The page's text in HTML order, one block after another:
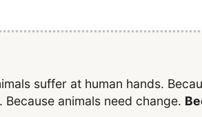
suffer at human hands.
animals need change.